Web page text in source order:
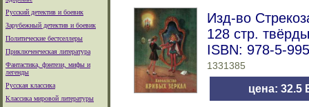
Русский детектив и боевик
Зарубежный детектив и боевик
Политические бестселлеры
Приключенческая литература
Фантастика, фэнтези, мифы и
легенды
Русская классика
Классика мировой литературы
Изд-во
128 стр.
ISBN: 978-5-
1331385
цена: 32.5